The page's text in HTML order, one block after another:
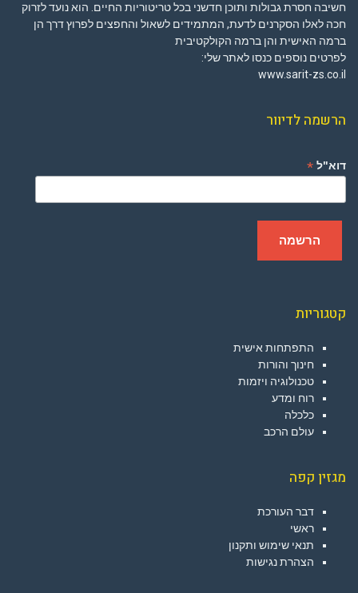
חשיבה חסרת גבולות ותוכן חדשני בכל טריטוריות החיים. הוא נועד לזרוק
חכה לאלו הסקרנים לדעת, המתמידים לשאול והחפצים לפרוץ דרך הן
ברמה האישית והן ברמה הקולקטיבית
לפרטים נוספים כנסו לאתר שלי:
www.sarit-zs.co.il
הרשמה לדיוור
דוא"ל *
קטגוריות
התפתחות אישית
חינוך והורות
טכנולוגיה ויזמות
רוח ומדע
כלכלה
עולם הרכב
מגזין קפה
דבר העורכת
ראשי
תנאי שימוש ותקנון
הצהרת נגישות